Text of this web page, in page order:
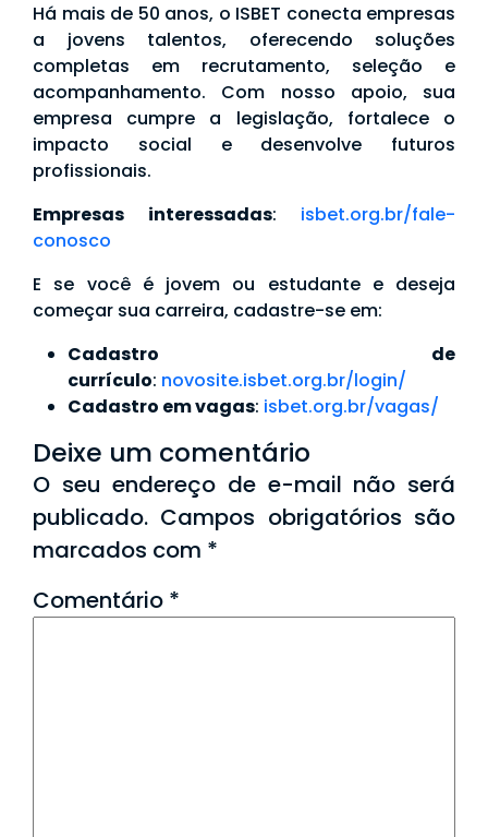
Há mais de 50 anos, o ISBET conecta empresas
a jovens talentos, oferecendo soluções
completas em recrutamento, seleção e
acompanhamento. Com nosso apoio, sua
empresa cumpre a legislação, fortalece o
impacto social e desenvolve futuros
profissionais.
Empresas interessadas: isbet.org.br/fale-
conosco
E se você é jovem ou estudante e deseja
começar sua carreira, cadastre-se em:
Cadastro de
currículo: novosite.isbet.org.br/login/
Cadastro em vagas: isbet.org.br/vagas/
Deixe um comentário
O seu endereço de e-mail não será
publicado. Campos obrigatórios são
marcados com *
Comentário *